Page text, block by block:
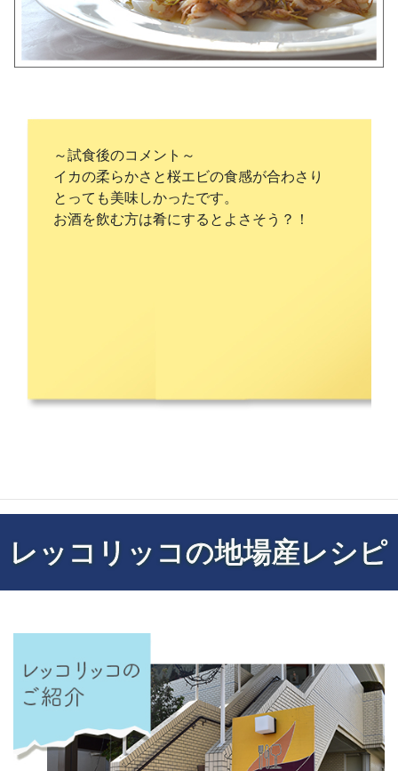
～試食後のコメント～
イカの柔らかさと桜エビの食感が合わさり
とっても美味しかったです。
お酒を飲む方は肴にするとよさそう？！
レッコリッコの地場産レシピ